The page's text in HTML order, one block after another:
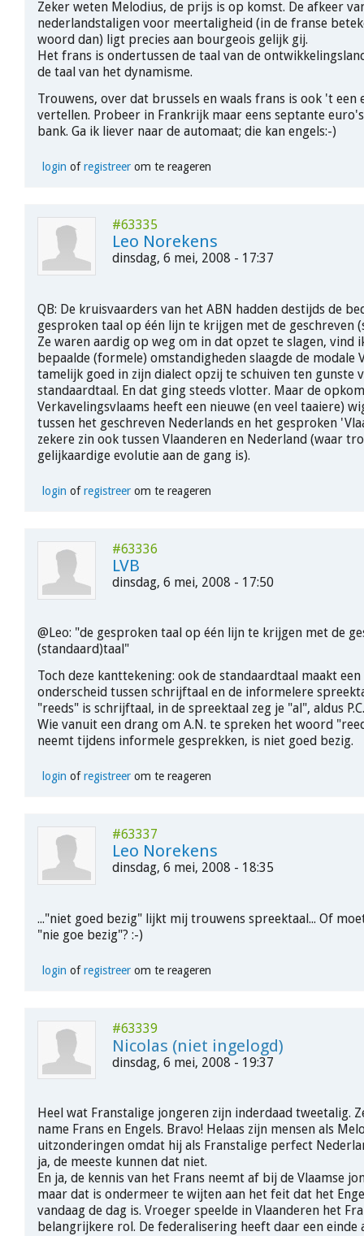
Zeker weten Melodius, de prijs is op komst. De afkeer
nederlandstaligen voor meertaligheid (in de franse
woord dan) ligt precies aan bourgeois gelijk gij.
Het frans is ondertussen de taal van de
de taal van het dynamisme.
Trouwens, over dat brussels en waals frans is ook 't een
vertellen. Probeer in Frankrijk maar eens septante
bank. Ga ik liever naar de automaat; die kan engels:-)
login ofregistreerom te reageren
#63335
Leo Norekens
dinsdag, 6 mei, 2008 - 17:37
QB: De kruisvaarders van het ABN hadden destijds de
gesproken taal op één lijn te krijgen met de geschreven
Ze waren aardig op weg om in dat opzet te slagen, vind
bepaalde (formele) omstandigheden slaagde de modale
tamelijk goed in zijn dialect opzij te schuiven ten gunste
standaardtaal. En dat ging steeds vlotter. Maar de
Verkavelingsvlaams heeft een nieuwe (en veel taaiere)
tussen het geschreven Nederlands en het gesproken
zekere zin ook tussen Vlaanderen en Nederland (waar
gelijkaardige evolutie aan de gang is).
login ofregistreerom te reageren
#63336
LVB
dinsdag, 6 mei, 2008 - 17:50
@Leo: "de gesproken taal op één lijn te krijgen met de
(standaard)taal"
Toch deze kanttekening: ook de standaardtaal maakt
onderscheid tussen schrijftaal en de informelere
"reeds" is schrijftaal, in de spreektaal zeg je "al", aldus
Wie vanuit een drang om A.N. te spreken het woord
neemt tijdens informele gesprekken, is niet goed bezig.
login ofregistreerom te reageren
#63337
Leo Norekens
dinsdag, 6 mei, 2008 - 18:35
..."niet goed bezig" lijkt mij trouwens spreektaal... Of
"nie goe bezig"? :-)
login ofregistreerom te reageren
#63339
Nicolas (niet ingelogd)
dinsdag, 6 mei, 2008 - 19:37
Heel wat Franstalige jongeren zijn inderdaad tweetalig.
name Frans en Engels. Bravo! Helaas zijn mensen als
uitzonderingen omdat hij als Franstalige perfect
ja, de meeste kunnen dat niet.
En ja, de kennis van het Frans neemt af bij de Vlaamse
maar dat is ondermeer te wijten aan het feit dat het
vandaag de dag is. Vroeger speelde in Vlaanderen het
belangrijkere rol. De federalisering heeft daar een einde